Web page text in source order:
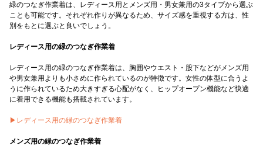
緑のつなぎ作業着は、レディース用とメンズ用・男女兼用の3タイプから選ぶ
ことも可能です。それぞれ作りが異なるため、サイズ感を重視する方は、性
別をもとに選ぶと良いでしょう。
レディース用の緑のつなぎ作業着
レディース用の緑のつなぎ作業着は、胸囲やウエスト・股下などがメンズ用
や男女兼用よりも小さめに作られているのが特徴です。女性の体型に合うよ
うに作られているため大きすぎる心配がなく、ヒップオープン機能など快適
に着用できる機能も搭載されています。
▶︎レディース用の緑のつなぎ作業着
メンズ用の緑のつなぎ作業着